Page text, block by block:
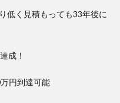
低く見積もっても33年後に
成！
円到達可能